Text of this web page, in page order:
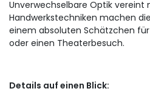
Unverwechselbare Optik vereint
Handwerkstechniken machen
einem absoluten Schätzchen
oder einen Theaterbesuch.
Details auf einen Blick: